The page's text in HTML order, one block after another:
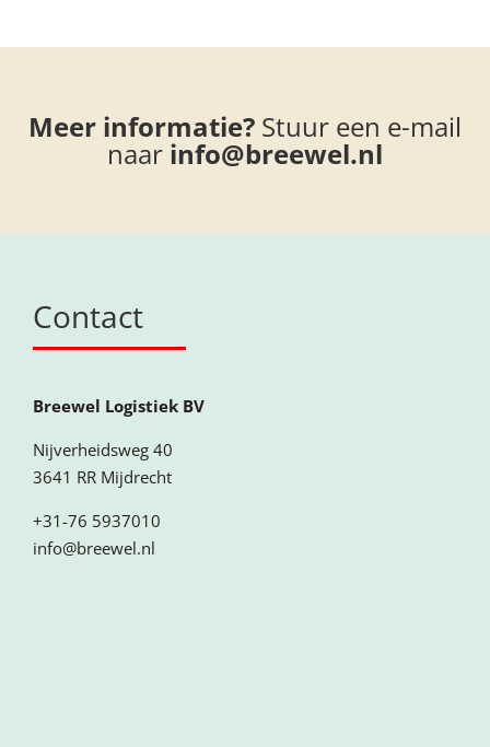
Meer informatie? Stuur een e-mail
naar info@breewel.nl
Contact
Breewel Logistiek BV
Nijverheidsweg 40
3641 RR Mijdrecht
+31-76 5937010
info@breewel.nl